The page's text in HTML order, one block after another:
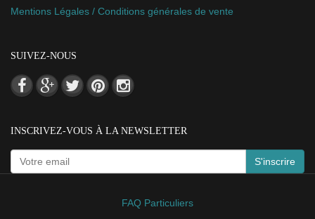
Mentions Légales / Conditions générales de vente
SUIVEZ-NOUS
INSCRIVEZ-VOUS À LA NEWSLETTER
S'inscrire
FAQ Particuliers